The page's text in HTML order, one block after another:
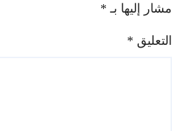
مشار إليها بـ *
التعليق*